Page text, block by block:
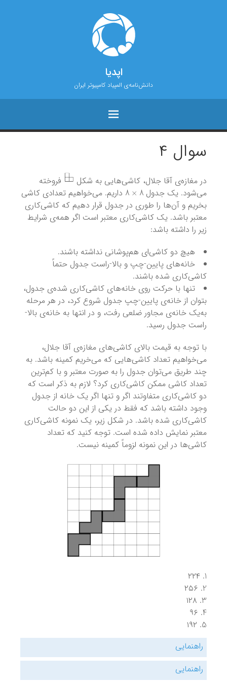
اپدیا
دانش‌نامه‌ی المپیاد کامپیوتر ایران
سوال ۴
در مغازه‌ی آقا جلال، کاشی‌هایی به شکل
فروخته
می‌شود. یک جدول
8
×
8 داریم. می‌خواهیم تعدادی کاشی
بخریم و آن‌ها را طوری در جدول قرار دهیم که کاشی‌کاری
معتبر باشد. یک کاشی‌کاری معتبر است اگر همه‌ی شرایط
زیر را داشته باشد:
هیچ دو کاشی‌ای هم‌پوشانی نداشته باشند.
خانه‌های پایین-چپ و بالا-راست جدول حتماً
کاشی‌کاری شده باشند.
تنها با حرکت روی خانه‌های کاشی‌کاری شده‌ی جدول،
بتوان از خانه‌ی پایین-چپ جدول شروع کرد، در هر مرحله
به‌یک خانه‌ی مجاور ضلعی رفت، و در انتها به خانه‌ی بالا-
راست جدول رسید.
با توجه به قیمت بالای کاشی‌های مغازه‌ی آقا جلال،
می‌خواهیم تعداد کاشی‌هایی که می‌خریم کمینه باشد. به
چند طریق می‌توان جدول را به صورت معتبر و با کم‌ترین
تعداد کاشی ممکن کاشی‌کاری کرد؟ لازم به ذکر است که
دو کاشی‌کاری متفاوتند اگر و تنها اگر یک خانه از جدول
وجود داشته باشد که فقط در یکی از این دو حالت
کاشی‌کاری شده باشد. در شکل زیر، یک نمونه کاشی‌کاری
معتبر نمایش داده شده است. توجه کنید که تعداد
کاشی‌ها در این نمونه لزوماً کمینه نیست.
۲۲۴
۲۵۶
۱۲۸
۹۶
۱۹۲
راهنمایی
راهنمایی